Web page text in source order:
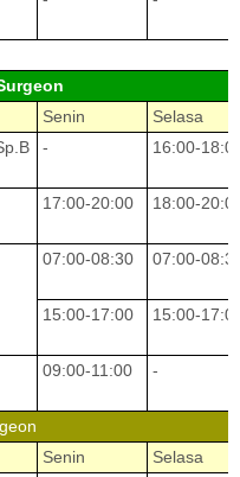
Senin
Selasa
- 16:00-
17:00-20:00 18:00-
07:00-08:30 07:00-
15:00-17:00 15:00-
09:00-11:00 -
Senin
Selasa